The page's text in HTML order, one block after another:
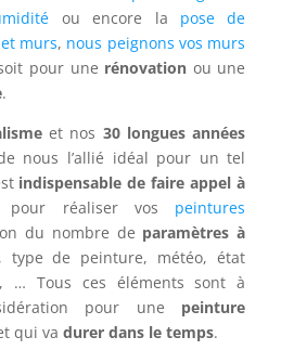
ou encore la pose de
murs, nous peignons vos murs
pour une rénovation ou une
.
et nos 30 longues années
nous l’allié idéal pour un tel
indispensable de faire appel à
pour réaliser vos peintures
du nombre de paramètres à
type de peinture, météo, état
… Tous ces éléments sont à
pour une peinture
qui va durer dans le temps.